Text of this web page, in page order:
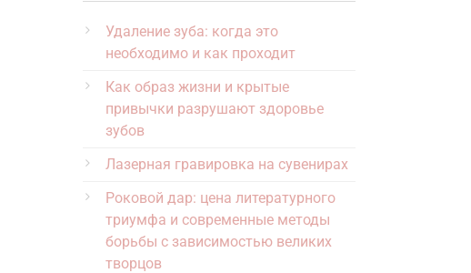
Удаление зуба: когда это
необходимо и как проходит
Как образ жизни и крытые
привычки разрушают здоровье
зубов
Лазерная гравировка на сувенирах
Роковой дар: цена литературного
триумфа и современные методы
борьбы с зависимостью великих
творцов